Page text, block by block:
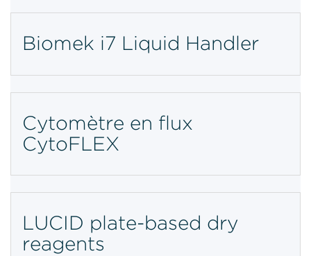
Biomek i7 Liquid Handler
Cytomètre en flux
CytoFLEX
LUCID plate-based dry
reagents